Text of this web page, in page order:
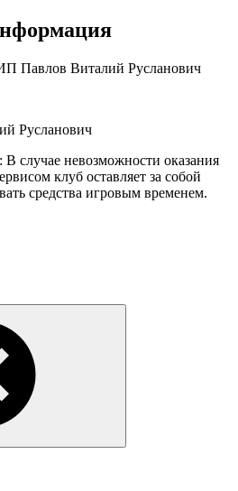
Павлов Виталий Русланович
Русланович
В случае невозможности оказания
клуб оставляет за собой
средства игровым временем.